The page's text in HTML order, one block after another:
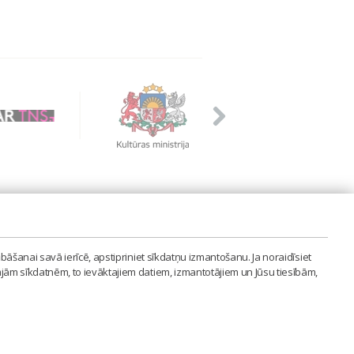
savā ierīcē, apstipriniet sīkdatņu izmantošanu. Ja noraidīsiet
sīkdatnēm, to ievāktajiem datiem, izmantotājiem un Jūsu tiesībām,